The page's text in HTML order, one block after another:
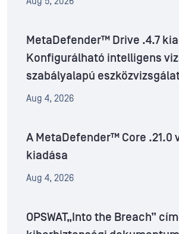
MetaDefender™ Drive .4.7
Konfigurálható intelligens
szabályalapú
Aug 4, 2026
A MetaDefender™ Core .21.0
kiadása
Aug 4, 2026
OPSWAT„Into the Breach”